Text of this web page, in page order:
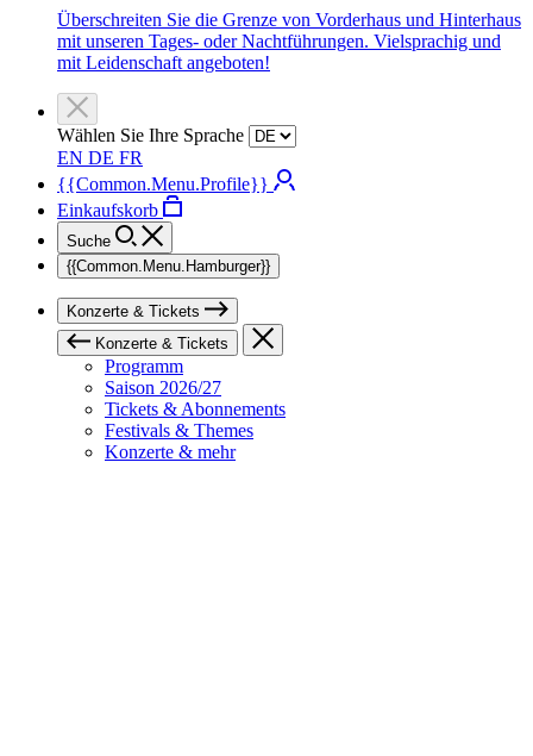
Überschreiten Sie die Grenze von Vorderhaus und Hinterhaus
mit unseren Tages- oder Nachtführungen. Vielsprachig und
mit Leidenschaft angeboten!
Wählen Sie Ihre Sprache
EN DE FR
{{Common.Menu.Profile}}
Einkaufskorb
Suche
{{Common.Menu.Hamburger}}
Konzerte & Tickets
Konzerte & Tickets
Programm
Saison 2026/27
Tickets & Abonnements
Festivals & Themes
Konzerte & mehr